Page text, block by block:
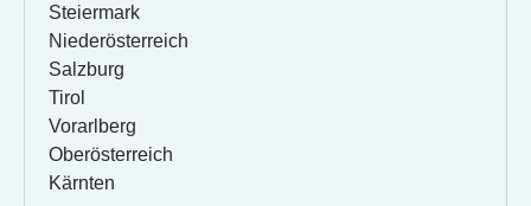
Steiermark
Niederösterreich
Salzburg
Tirol
Vorarlberg
Oberösterreich
Kärnten